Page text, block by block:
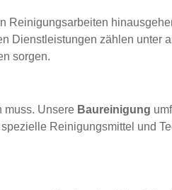
Reinigungsarbeiten
Dienstleistungen zählen unter
sorgen.
muss. Unsere Baureinigung
Reinigungsmittel und